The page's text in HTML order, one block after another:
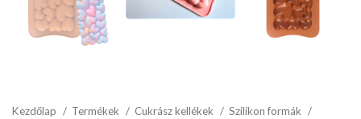
Kezdőlap Termékek Cukrász kellékek
Szilikon formák